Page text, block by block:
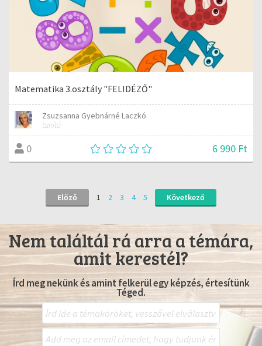
Matematika 3.osztály "FELIDÉZŐ"
Zsuzsanna Gyebnárné Laczkó
tanító
0 6 990 Ft
Előző 1 2 3 4 5 Következő
Nem találtál rá arra a témára,
amit kerestél?
Írd meg nekünk és amint felkerül egy képzés, értesítünk
Téged.